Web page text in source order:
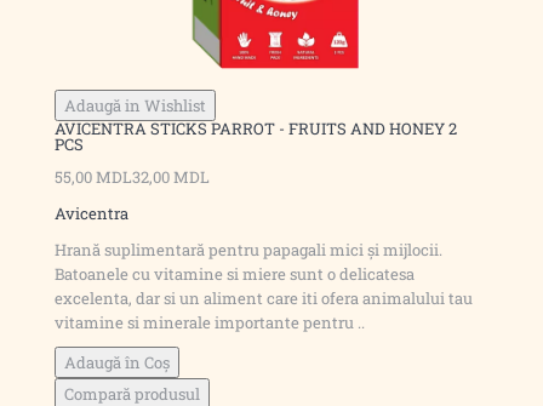
Adaugă in Wishlist
AVICENTRA STICKS PARROT - FRUITS AND HONEY 2
PCS
55,00 MDL32,00 MDL
Avicentra
Hrană suplimentară pentru papagali mici și mijlocii.
Batoanele cu vitamine si miere sunt o delicatesa
excelenta, dar si un aliment care iti ofera animalului tau
vitamine si minerale importante pentru ..
Adaugă în Coş
Compară produsul